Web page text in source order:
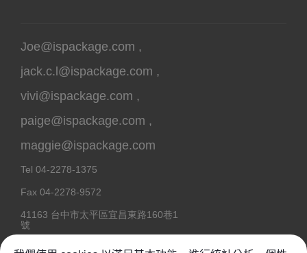
Joe@ispackage.com ,
jack.c.l@ispackage.com ,
vivi@ispackage.com ,
paige@ispackage.com ,
maggie@ispackage.com
Tel 04-2278-1375
Fax 04-2278-9572
41163 台中市太平區宜昌東路160巷1
號